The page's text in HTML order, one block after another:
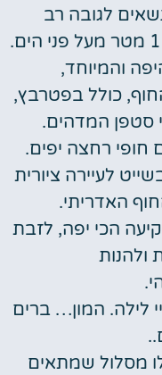
לגובה רב
הרי הקומבי נשאים לגובה 1200 מטר מעל פני הים.
והמיוחד,
כולל בפטרבץ,
סטפן המדהים.
חופי רחצה יפים.
לעיירה ציורית
האדריתי.
הכי יפה, לזבת
המון… ברים
מסלול שמתאים